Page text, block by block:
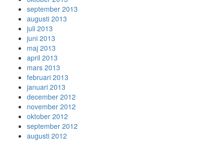
september 2013
augusti 2013
juli 2013
juni 2013
maj 2013
april 2013
mars 2013
februari 2013
januari 2013
december 2012
november 2012
oktober 2012
september 2012
augusti 2012